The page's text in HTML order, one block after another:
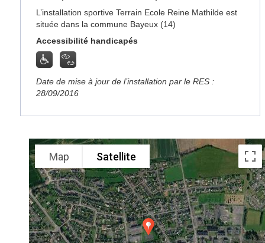
L’installation sportive Terrain Ecole Reine Mathilde est
située dans la commune Bayeux (14)
Accessibilité handicapés
Date de mise à jour de l’installation par le RES :
28/09/2016
Map Satellite